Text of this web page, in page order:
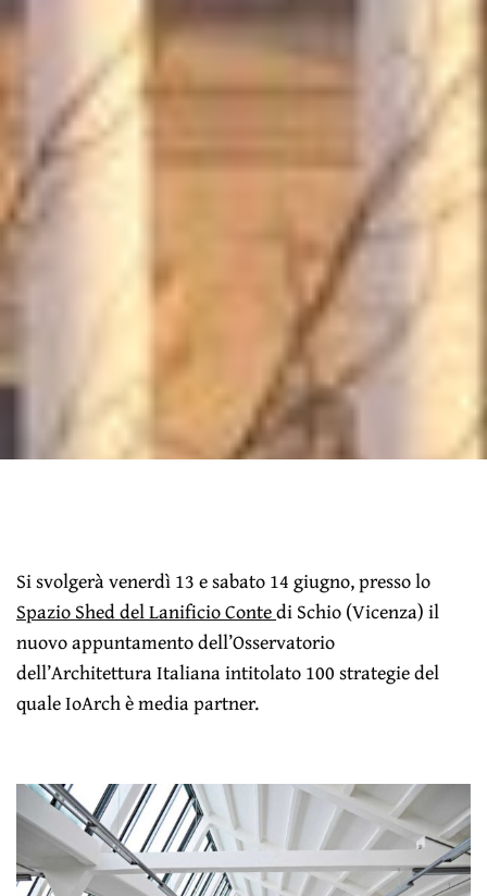
Si svolgerà venerdì 13 e sabato 14 giugno, presso lo
Spazio Shed del Lanificio Contedi Schio (Vicenza) il
nuovo appuntamento dell’Osservatorio
dell’Architettura Italiana intitolato 100 strategie del
quale IoArch è media partner.